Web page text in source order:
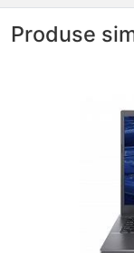
Produse